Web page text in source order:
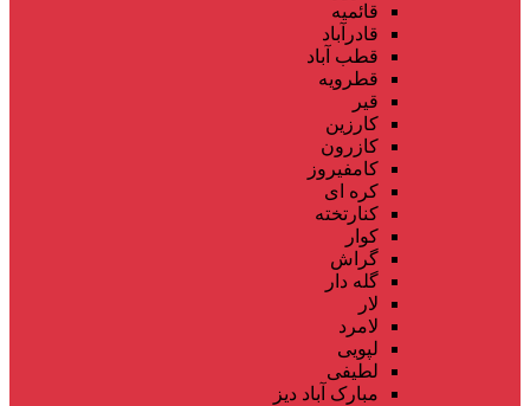
قائمیه
قادرآباد
قطب آباد
قطرویه
قیر
کارزین
کازرون
کامفیروز
کره ای
کنارتخته
کوار
گراش
گله دار
لار
لامرد
لپویی
لطیفی
مبارک آباد دیز